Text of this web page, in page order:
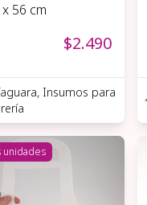
56 cm
$2.490
Insumos para
unidades